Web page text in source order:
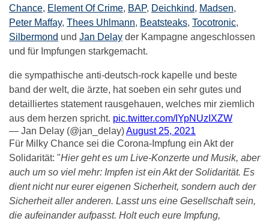
Chance, Element Of Crime, BAP, Deichkind, Madsen,
Peter Maffay, Thees Uhlmann, Beatsteaks, Tocotronic,
Silbermond und Jan Delay der Kampagne angeschlossen
und für Impfungen starkgemacht.
die sympathische anti-deutsch-rock kapelle und beste
band der welt, die ärzte, hat soeben ein sehr gutes und
detailliertes statement rausgehauen, welches mir ziemlich
aus dem herzen spricht. pic.twitter.com/IYpNUzIXZW
— Jan Delay (@jan_delay)August 25, 2021
Für Milky Chance sei die Corona-Impfung ein Akt der
Solidarität: "Hier geht es um Live-Konzerte und Musik, aber
auch um so viel mehr: Impfen ist ein Akt der Solidarität. Es
dient nicht nur eurer eigenen Sicherheit, sondern auch der
Sicherheit aller anderen. Lasst uns eine Gesellschaft sein,
die aufeinander aufpasst. Holt euch eure Impfung,